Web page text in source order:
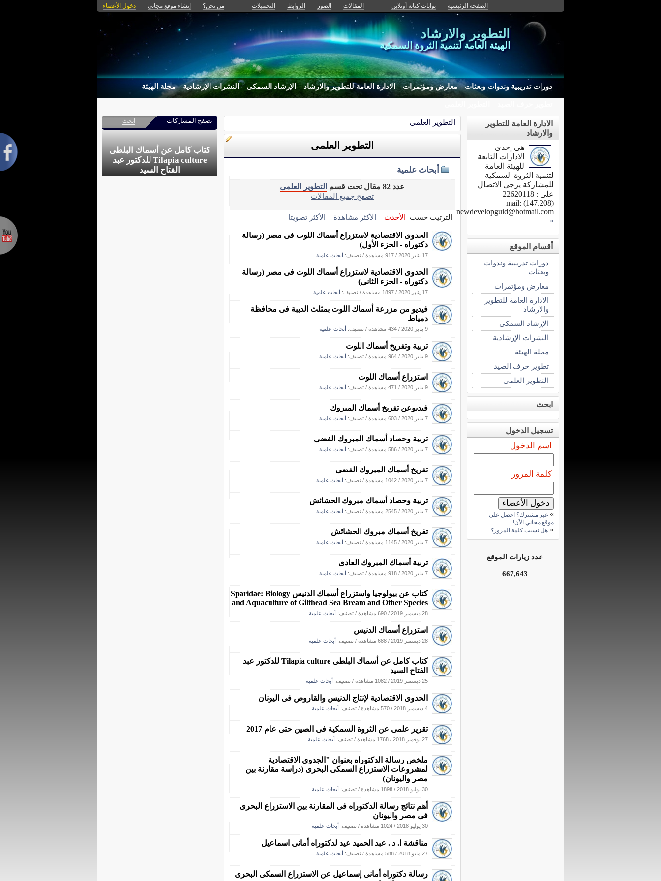
الصفحة الرئيسية بوابات كنانة أونلاين المقالات الصور الروابط التحميلات من نحن؟ إنشاء موقع مجاني دخول الأعضاء
التطوير والارشاد
الهيئة العامة لتنمية الثروة السمكية
دورات تدريبية وندوات وبعثات معارض ومؤتمرات الادارة العامة للتطوير والارشاد الإرشاد السمكى النشرات الإرشادية مجلة الهيئة
التطوير العلمى
التطوير العلمى
أبحاث علمية
عدد 82 مقال تحت قسم
التطوير العلمى
تصفح جميع المقالات
الترتيب حسب الأحدث الأكثر مشاهدة الأكثر تصويتا
الجدوى الاقتصادية لاستزراع أسماك اللوت فى مصر (رسالة
دكتوراه - الجزء الأول)
17 يناير 2020 / 917 مشاهدة / تصنيف: أبحاث علمية
الجدوى الاقتصادية لاستزراع أسماك اللوت فى مصر (رسالة
دكتوراه - الجزء الثانى)
17 يناير 2020 / 1897 مشاهدة / تصنيف: أبحاث علمية
فيديو من مزرعة أسماك اللوت بمثلث الديبة فى محافظة
دمياط
9 يناير 2020 / 434 مشاهدة / تصنيف: أبحاث علمية
تربية وتفريخ أسماك اللوت
9 يناير 2020 / 964 مشاهدة / تصنيف: أبحاث علمية
استزراع أسماك اللوت
9 يناير 2020 / 471 مشاهدة / تصنيف: أبحاث علمية
فيديوعن تفريخ أسماك المبروك
7 يناير 2020 / 603 مشاهدة / تصنيف: أبحاث علمية
تربية وحصاد أسماك المبروك الفضى
7 يناير 2020 / 586 مشاهدة / تصنيف: أبحاث علمية
تفريخ أسماك المبروك الفضى
7 يناير 2020 / 1042 مشاهدة / تصنيف: أبحاث علمية
تربية وحصاد أسماك مبروك الحشائش
7 يناير 2020 / 2545 مشاهدة / تصنيف: أبحاث علمية
تفريخ أسماك مبروك الحشائش
7 يناير 2020 / 1145 مشاهدة / تصنيف: أبحاث علمية
تربية أسماك المبروك العادى
7 يناير 2020 / 918 مشاهدة / تصنيف: أبحاث علمية
كتاب عن بيولوجيا واستزراع أسماك الدنيس Sparidae: Biology
and Aquaculture of Gilthead Sea Bream and Other Species
28 ديسمبر 2019 / 690 مشاهدة / تصنيف: أبحاث علمية
استزراع أسماك الدنيس
28 ديسمبر 2019 / 688 مشاهدة / تصنيف: أبحاث علمية
كتاب كامل عن أسماك البلطى Tilapia culture للدكتور عبد
الفتاح السيد
25 ديسمبر 2019 / 1082 مشاهدة / تصنيف: أبحاث علمية
الجدوى الاقتصادية لإنتاج الدنيس والقاروص فى اليونان
4 ديسمبر 2018 / 570 مشاهدة / تصنيف: أبحاث علمية
تقرير علمى عن الثروة السمكية فى الصين حتى عام 2017
27 نوفمبر 2018 / 1768 مشاهدة / تصنيف: أبحاث علمية
ملخص رسالة الدكتوراه بعنوان "الجدوى الاقتصادية
لمشروعات الاستزراع السمكى البحرى (دراسة مقارنة بين
مصر واليونان)
30 يوليو 2018 / 1898 مشاهدة / تصنيف: أبحاث علمية
أهم نتائج رسالة الدكتوراه فى المقارنة بين الاستزراع البحرى
فى مصر واليونان
30 يوليو 2018 / 1024 مشاهدة / تصنيف: أبحاث علمية
مناقشة ا. د . عبد الحميد عيد لدكتوراه أمانى اسماعيل
27 مايو 2018 / 588 مشاهدة / تصنيف: أبحاث علمية
رسالة دكتوراه أمانى إسماعيل عن الاستزراع السمكى البحرى
الادارة العامة للتطوير
والارشاد
هى إحدى
الادارات التابعة
للهيئة العامة
لتنمية الثروة السمكية
للمشاركة يرجى الاتصال
على : 22620118
(147,208) mail:
newdevelopguid@hotmail.com
»
أقسام الموقع
دورات تدريبية وندوات
وبعثات
معارض ومؤتمرات
الادارة العامة للتطوير
والارشاد
الإرشاد السمكى
النشرات الإرشادية
مجلة الهيئة
تطوير حرف الصيد
التطوير العلمى
ابحث
تسجيل الدخول
اسم الدخول
كلمة المرور
» غير مشترك؟ احصل على
موقع مجاني الآن!
» هل نسيت كلمة المرور؟
عدد زيارات الموقع
667,643
تصفح المشاركات ابحث
كتاب كامل عن أسماك البلطى
Tilapia culture للدكتور عبد
الفتاح السيد